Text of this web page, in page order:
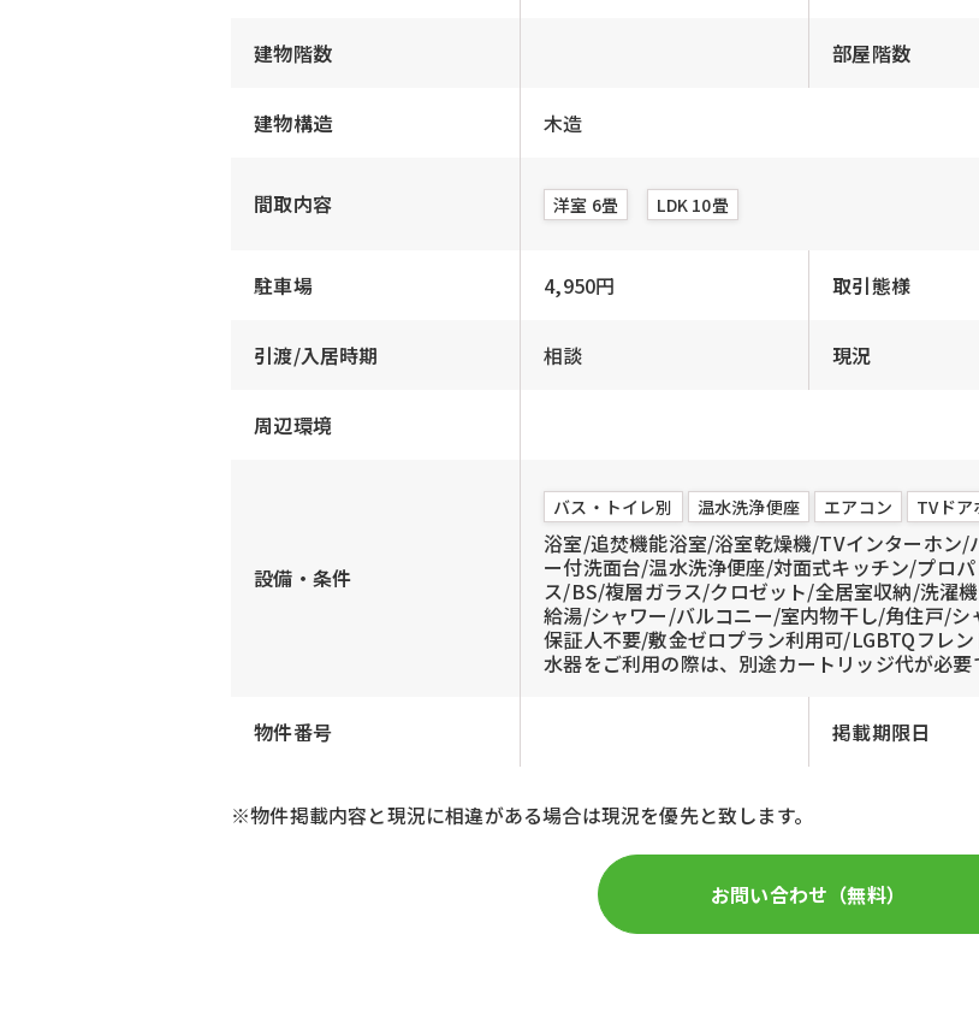
建物階数 部屋階数
建物構造 木造
間取内容 洋室 6畳 LDK 10畳
駐車場 4,950円 取引態様
引渡/入居時期 相談 現況
周辺環境
設備・条件
バス・トイレ別 温水洗浄便座 エアコン TVドア
浴室/追焚機能浴室/浴室乾燥機/TVインターホン
ー付洗面台/温水洗浄便座/対面式キッチン/プロ
ス/BS/複層ガラス/クロゼット/全居室収納/洗濯
給湯/シャワー/バルコニー/室内物干し/角住戸/
保証人不要/敷金ゼロプラン利用可/LGBTQフレ
水器をご利用の際は、別途カートリッジ代が必要
物件番号 掲載期限日
※物件掲載内容と現況に相違がある場合は現況を優先と致します。
お問い合わせ（無料）